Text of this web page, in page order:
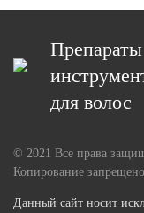
для волос
© 2021 Все права
Копирование запрещено
Данный сайт носит